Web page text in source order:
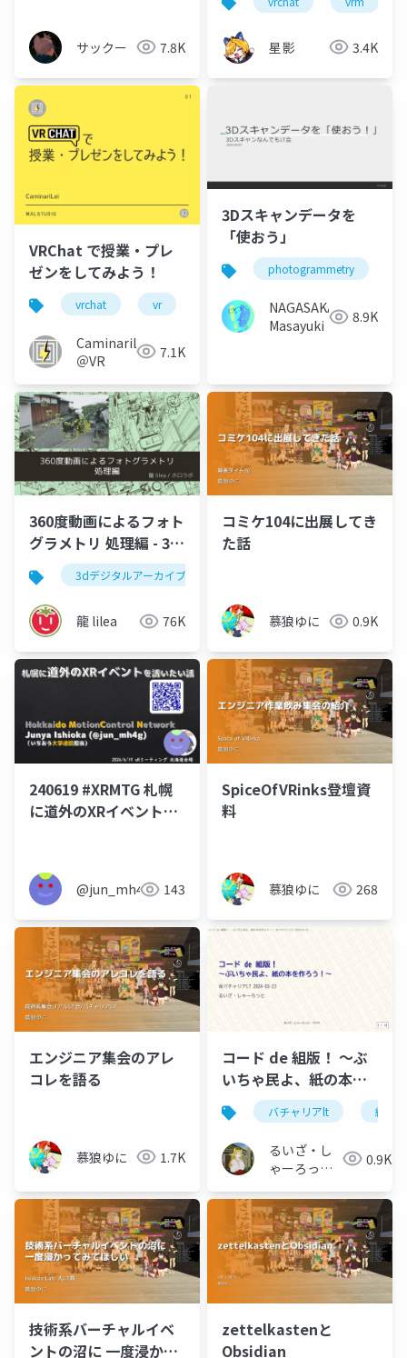
サックー 7.8K
た
星影 3.4K
VRChat で授業・プレ
ゼンをしてみよう！
vrchat vr cluster スライド
CaminariLei
＠VR
7.1K
3Dスキャンデータを
「使おう」
photogrammetry
NAGASAKA
Masayuki
8.9K
360度動画によるフォト
グラメトリ 処理編 - 3D
スキャン何でもLT会
3dデジタルアーカイブ
龍 lilea 76K
コミケ104に出展してき
た話
慕狼ゆに 0.9K
240619 #XRMTG 札幌
に道外のXRイベントを
@jun_mh4g 143
SpiceOfVRinks登壇資
料
慕狼ゆに 268
エンジニア集会のアレ
コレを語る
慕狼ゆに 1.7K
コード de 組版！ 〜ぶ
いちゃ民よ、紙の本を
作ろう！〜バチャリアlt 組版
るいざ・し
ゃーろっと
Луiза-
шарлотта
Йосифівна)
0.9K
技術系バーチャルイベ
ントの沼に 一度浸かっ
zettelkastenと
Obsidian